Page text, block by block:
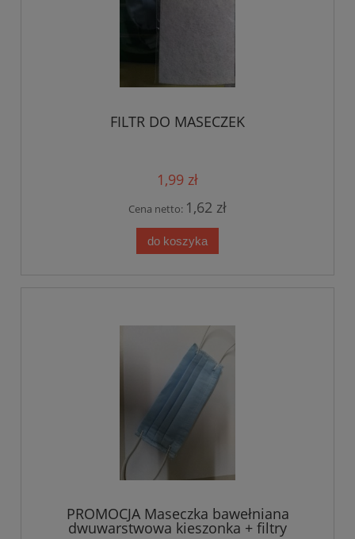
FILTR DO MASECZEK
1,99 zł
Cena netto: 1,62 zł
do koszyka
PROMOCJA Maseczka bawełniana
dwuwarstwowa kieszonka + filtry